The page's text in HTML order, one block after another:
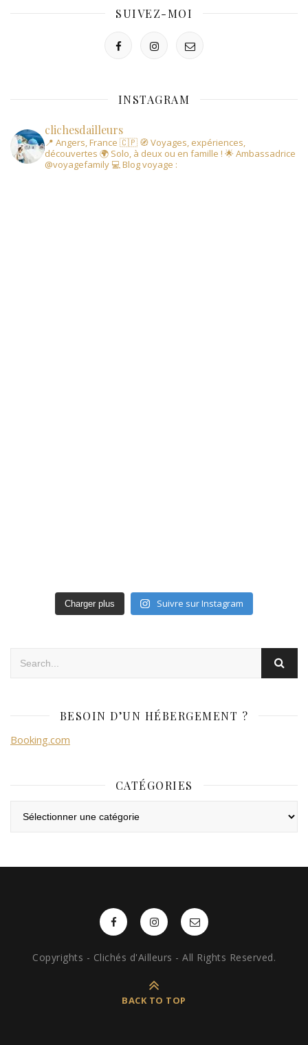
SUIVEZ-MOI
INSTAGRAM
clichesdailleurs
📍 Angers, France 🇨🇵 🧭 Voyages, expériences,
découvertes 🌍 Solo, à deux ou en famille ! 🌟 Ambassadrice
@voyagefamily 💻 Blog voyage :
Charger plus Suivre sur Instagram
BESOIN D’UN HÉBERGEMENT ?
Booking.com
CATÉGORIES
Copyrights - Clichés d'Ailleurs - All Rights Reserved.
BACK TO TOP